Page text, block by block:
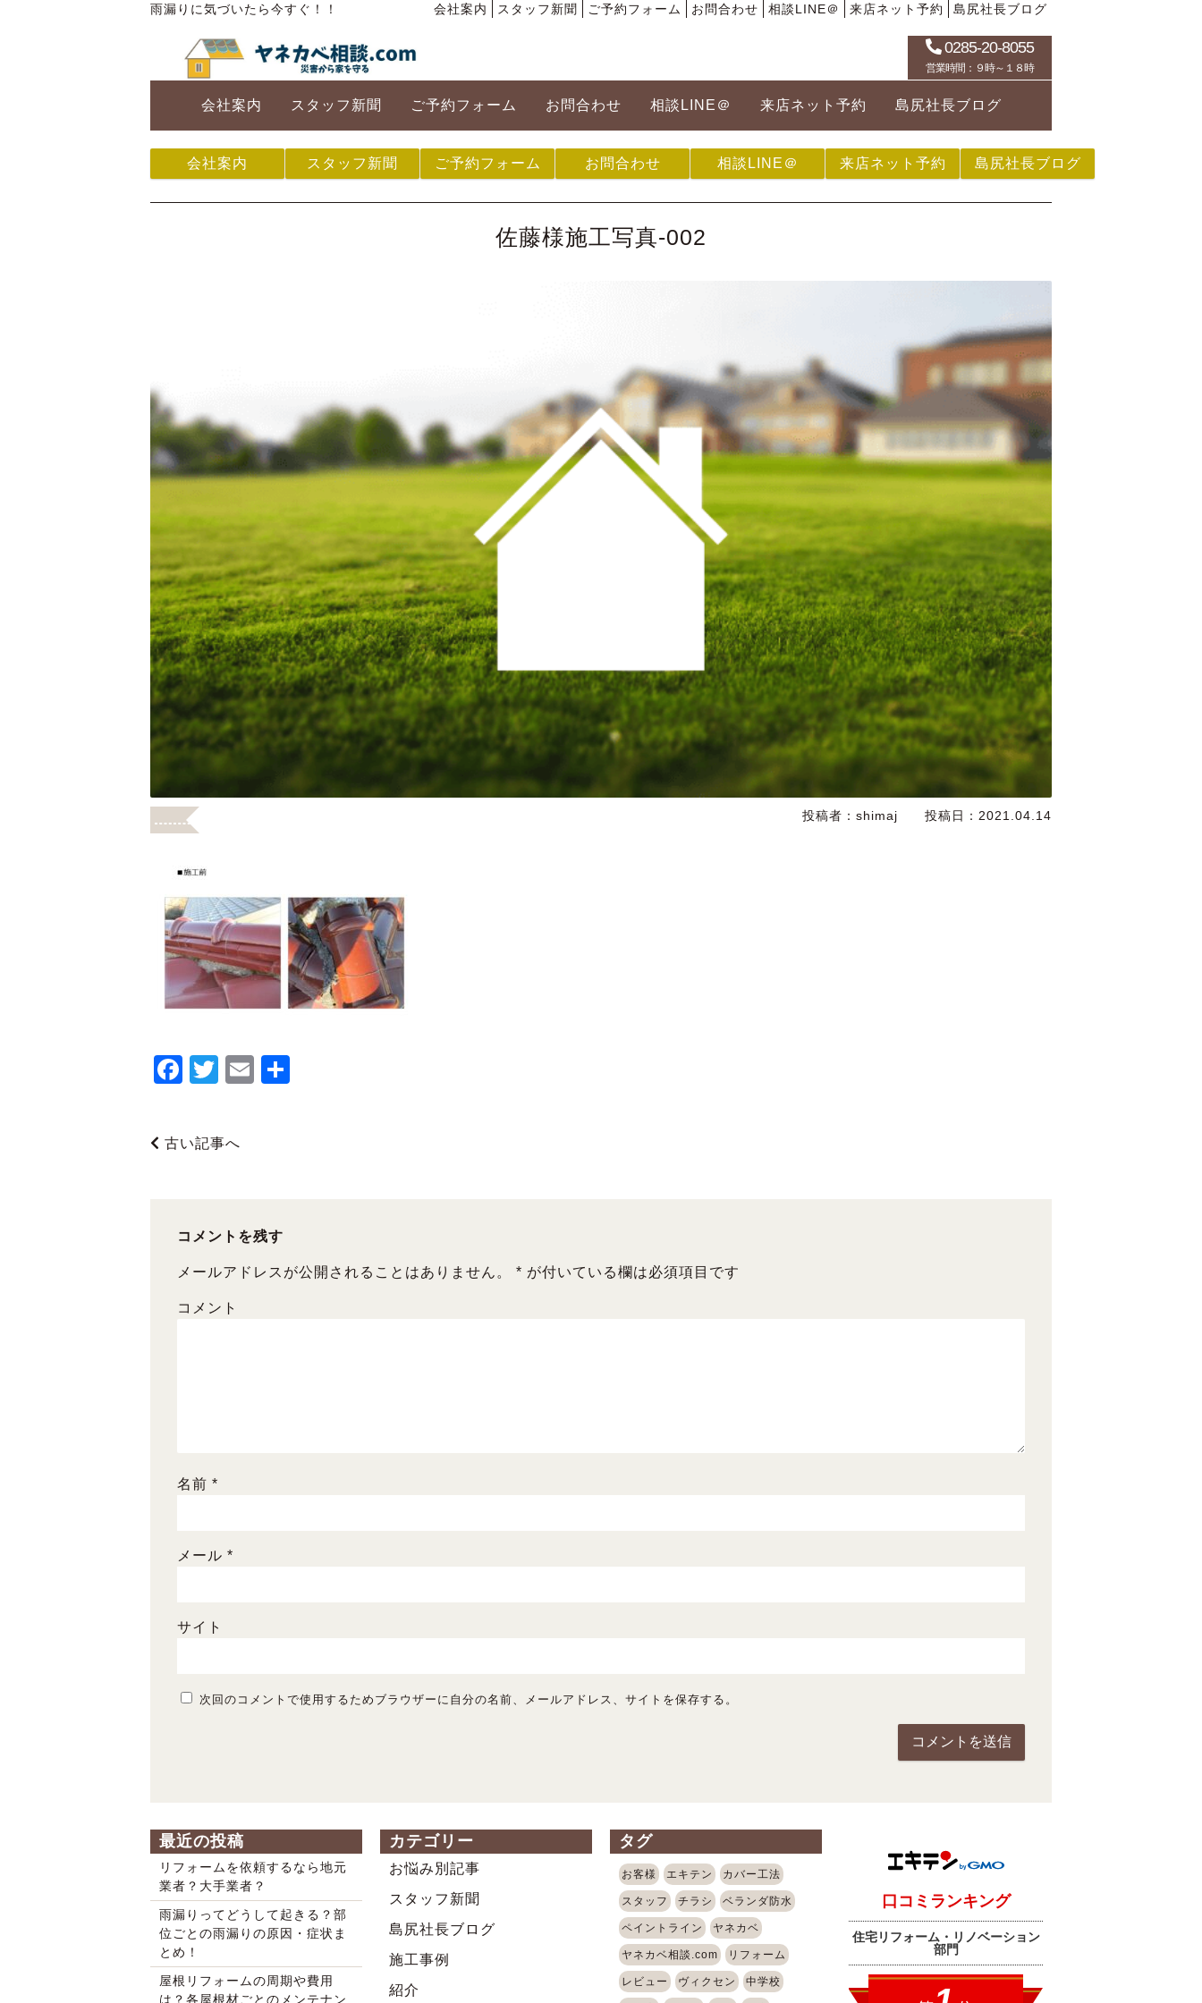
雨漏りに気づいたら今すぐ！！ 会社案内 スタッフ新聞 ご予約フォーム お問合わせ 相談LINE＠ 来店ネット予約 島尻社長ブログ
0285-20-8055
営業時間：９時～１８時
会社案内 スタッフ新聞 ご予約フォーム お問合わせ 相談LINE＠ 来店ネット予約 島尻社長ブログ
会社案内 スタッフ新聞 ご予約フォーム お問合わせ 相談LINE＠ 来店ネット予約 島尻社長ブログ
佐藤様施工写真-002
投稿者： shimaj 投稿日： 2021.04.14
F
e
o
k
T
er
E
古い記事へ
コメントを残す
メールアドレスが公開されることはありません。 * が付いている欄は必須項目です
コメント
名前*
メール*
サイト
次回のコメントで使用するためブラウザーに自分の名前、メールアドレス、サイトを保存する。
最近の投稿
リフォームを依頼するなら地元
業者？大手業者？
雨漏りってどうして起きる？部
位ごとの雨漏りの原因・症状ま
とめ！
屋根リフォームの周期や費用
は？各屋根材ごとのメンテナン
カテゴリー
お悩み別記事
スタッフ新聞
島尻社長ブログ
施工事例
紹介
タグ
お客様 エキテン カバー工法
スタッフ チラシ ベランダ防水
ペイントライン ヤネカベ
ヤネカベ相談.com リフォーム
レビュー ヴィクセン 中学校